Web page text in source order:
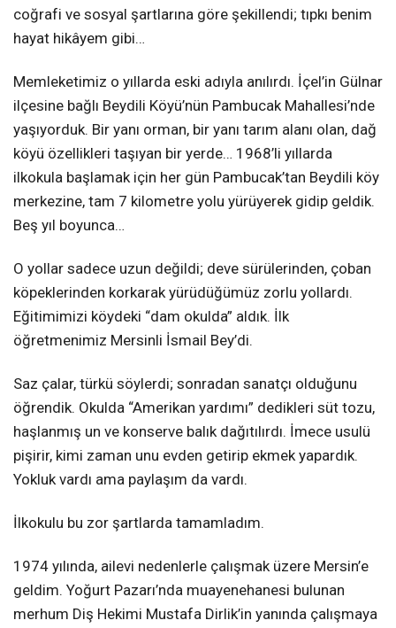
coğrafi ve sosyal şartlarına göre şekillendi; tıpkı benim
hayat hikâyem gibi…
Memleketimiz o yıllarda eski adıyla anılırdı. İçel’in Gülnar
ilçesine bağlı Beydili Köyü’nün Pambucak Mahallesi’nde
yaşıyorduk. Bir yanı orman, bir yanı tarım alanı olan, dağ
köyü özellikleri taşıyan bir yerde… 1968’li yıllarda
ilkokula başlamak için her gün Pambucak’tan Beydili köy
merkezine, tam 7 kilometre yolu yürüyerek gidip geldik.
Beş yıl boyunca…
O yollar sadece uzun değildi; deve sürülerinden, çoban
köpeklerinden korkarak yürüdüğümüz zorlu yollardı.
Eğitimimizi köydeki “dam okulda” aldık. İlk
öğretmenimiz Mersinli İsmail Bey’di.
Saz çalar, türkü söylerdi; sonradan sanatçı olduğunu
öğrendik. Okulda “Amerikan yardımı” dedikleri süt tozu,
haşlanmış un ve konserve balık dağıtılırdı. İmece usulü
pişirir, kimi zaman unu evden getirip ekmek yapardık.
Yokluk vardı ama paylaşım da vardı.
İlkokulu bu zor şartlarda tamamladım.
1974 yılında, ailevi nedenlerle çalışmak üzere Mersin’e
geldim. Yoğurt Pazarı’nda muayenehanesi bulunan
merhum Diş Hekimi Mustafa Dirlik’in yanında çalışmaya